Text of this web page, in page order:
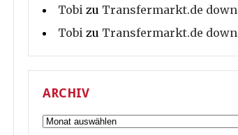
Tobi zu Transfermarkt.de down
Tobi zu Transfermarkt.de down
ARCHIV
Archiv